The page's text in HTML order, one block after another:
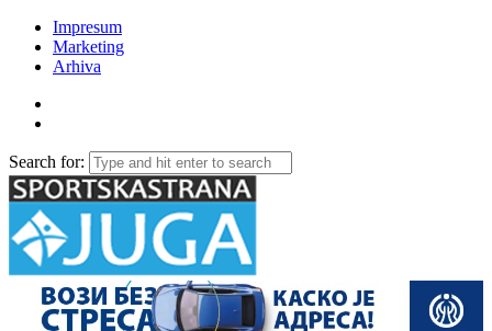
Impresum
Marketing
Arhiva
Search for: